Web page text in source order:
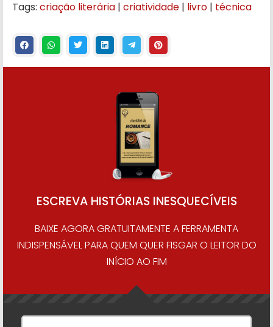
Tags: criação literária | criatividade | livro | técnica
ESCREVA HISTÓRIAS INESQUECÍVEIS
BAIXE AGORA GRATUITAMENTE A FERRAMENTA
INDISPENSÁVEL PARA QUEM QUER FISGAR O LEITOR DO
INÍCIO AO FIM